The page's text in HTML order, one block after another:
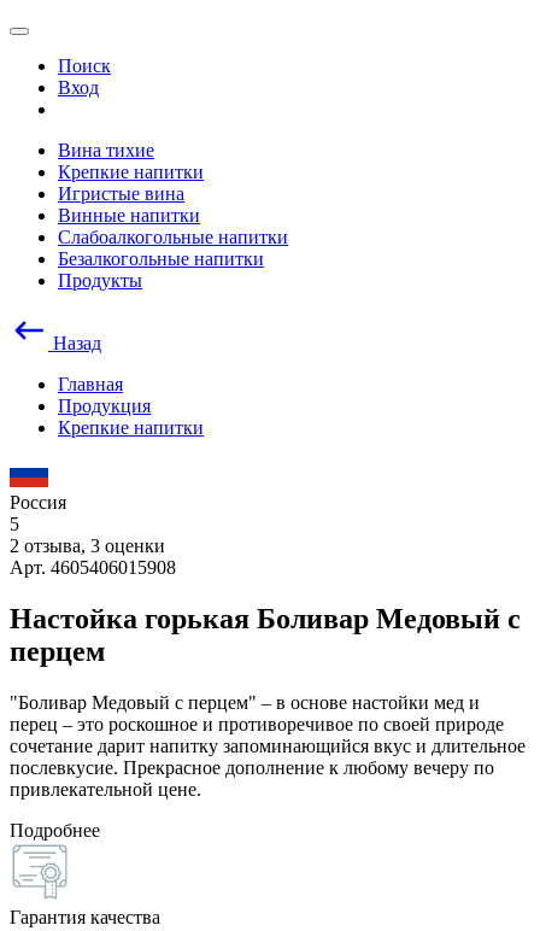
Поиск
Вход
Вина тихие
Крепкие напитки
Игристые вина
Винные напитки
Слабоалкогольные напитки
Безалкогольные напитки
Продукты
Назад
Главная
Продукция
Крепкие напитки
Россия
5
2 отзыва, 3 оценки
Арт. 4605406015908
Настойка горькая Боливар Медовый с
перцем
"Боливар Медовый с перцем" – в основе настойки мед и
перец – это роскошное и противоречивое по своей природе
сочетание дарит напитку запоминающийся вкус и длительное
послевкусие. Прекрасное дополнение к любому вечеру по
привлекательной цене.
Подробнее
Гарантия качества